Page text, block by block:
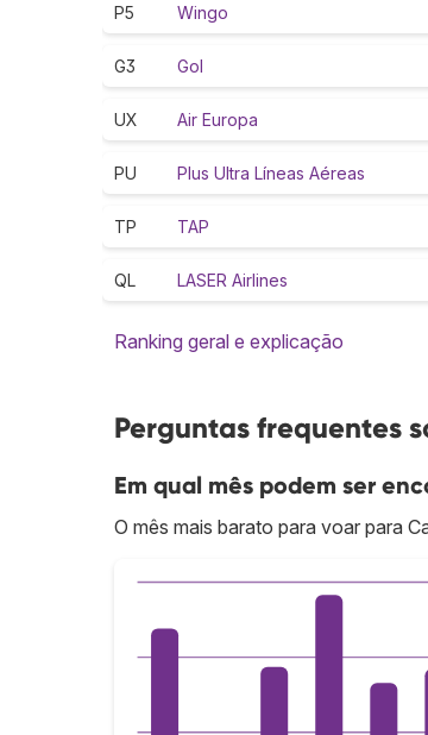
P5 Wingo
G3 Gol
UX Air Europa
PU Plus Ultra Líneas Aéreas
TP TAP
QL LASER Airlines
Ranking geral e explicação
Perguntas frequentes
Em qual mês podem ser
O mês mais barato para voar para